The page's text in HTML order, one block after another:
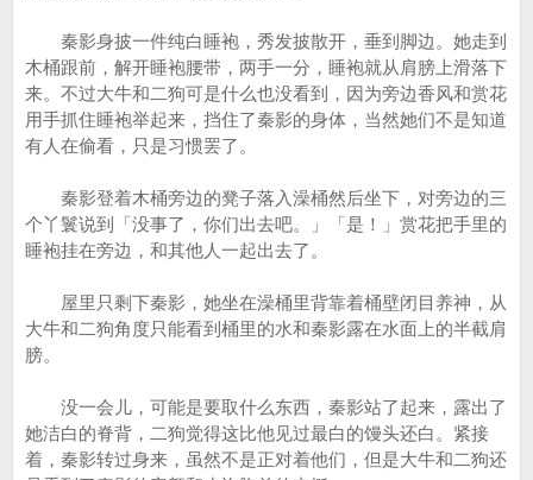
秦影身披一件纯白睡袍，秀发披散开，垂到脚边。她走到
木桶跟前，解开睡袍腰带，两手一分，睡袍就从肩膀上滑落下
来。不过大牛和二狗可是什么也没看到，因为旁边香风和赏花
用手抓住睡袍举起来，挡住了秦影的身体，当然她们不是知道
有人在偷看，只是习惯罢了。
秦影登着木桶旁边的凳子落入澡桶然后坐下，对旁边的三
个丫鬟说到「没事了，你们出去吧。」「是！」赏花把手里的
睡袍挂在旁边，和其他人一起出去了。
屋里只剩下秦影，她坐在澡桶里背靠着桶壁闭目养神，从
大牛和二狗角度只能看到桶里的水和秦影露在水面上的半截肩
膀。
没一会儿，可能是要取什么东西，秦影站了起来，露出了
她洁白的脊背，二狗觉得这比他见过最白的馒头还白。紧接
着，秦影转过身来，虽然不是正对着他们，但是大牛和二狗还